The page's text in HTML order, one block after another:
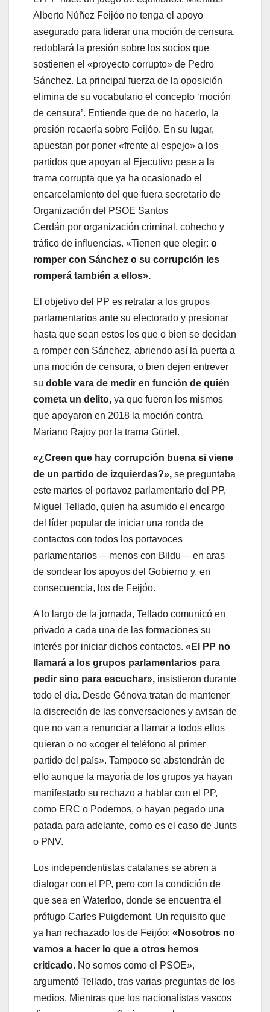
Alberto Núñez Feijóo no tenga el apoyo
asegurado para liderar una moción de censura,
redoblará la presión sobre los socios que
sostienen el «proyecto corrupto» de Pedro
Sánchez. La principal fuerza de la oposición
elimina de su vocabulario el concepto ‘moción
de censura’. Entiende que de no hacerlo, la
presión recaería sobre Feijóo. En su lugar,
apuestan por poner «frente al espejo» a los
partidos que apoyan al Ejecutivo pese a la
trama corrupta que ya ha ocasionado el
encarcelamiento del que fuera secretario de
Organización del PSOE Santos
Cerdán por organización criminal, cohecho y
tráfico de influencias. «Tienen que elegir: o
romper con Sánchez o su corrupción les
romperá también a ellos».
El objetivo del PP es retratar a los grupos
parlamentarios ante su electorado y presionar
hasta que sean estos los que o bien se decidan
a romper con Sánchez, abriendo así la puerta a
una moción de censura, o bien dejen entrever
su doble vara de medir en función de quién
cometa un delito, ya que fueron los mismos
que apoyaron en 2018 la moción contra
Mariano Rajoy por la trama Gürtel.
«¿Creen que hay corrupción buena si viene
de un partido de izquierdas?», se preguntaba
este martes el portavoz parlamentario del PP,
Miguel Tellado, quien ha asumido el encargo
del líder popular de iniciar una ronda de
contactos con todos los portavoces
parlamentarios —menos con Bildu— en aras
de sondear los apoyos del Gobierno y, en
consecuencia, los de Feijóo.
A lo largo de la jornada, Tellado comunicó en
privado a cada una de las formaciones su
interés por iniciar dichos contactos. «El PP no
llamará a los grupos parlamentarios para
pedir sino para escuchar», insistieron durante
todo el día. Desde Génova tratan de mantener
la discreción de las conversaciones y avisan de
que no van a renunciar a llamar a todos ellos
quieran o no «coger el teléfono al primer
partido del país». Tampoco se abstendrán de
ello aunque la mayoría de los grupos ya hayan
manifestado su rechazo a hablar con el PP,
como ERC o Podemos, o hayan pegado una
patada para adelante, como es el caso de Junts
o PNV.
Los independentistas catalanes se abren a
dialogar con el PP, pero con la condición de
que sea en Waterloo, donde se encuentra el
prófugo Carles Puigdemont. Un requisito que
ya han rechazado los de Feijóo: «Nosotros no
vamos a hacer lo que a otros hemos
criticado. No somos como el PSOE»,
argumentó Tellado, tras varias preguntas de los
medios. Mientras que los nacionalistas vascos